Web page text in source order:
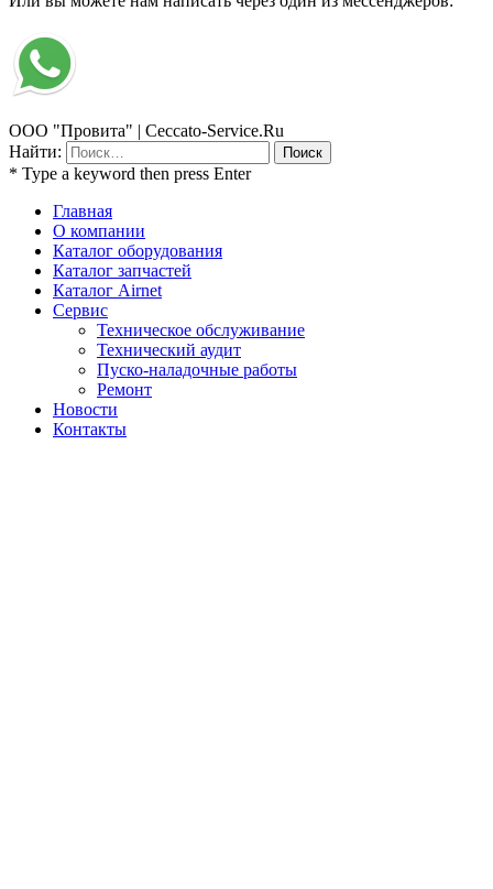
ООО "Провита" | Ceccato-Service.Ru
Найти:
* Type a keyword then press Enter
Главная
О компании
Каталог оборудования
Каталог запчастей
Каталог Airnet
Сервис
Техническое обслуживание
Технический аудит
Пуско-наладочные работы
Ремонт
Новости
Контакты